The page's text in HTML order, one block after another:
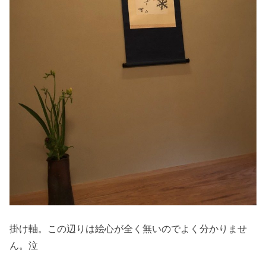
掛け軸。この辺りは絵心が全く無いのでよく分かりませ
ん。泣